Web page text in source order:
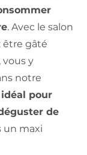
. Avec le salon
être gâté
vous y
notre
pour
de
un maxi